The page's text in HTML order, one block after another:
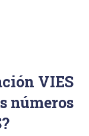
VIES
números